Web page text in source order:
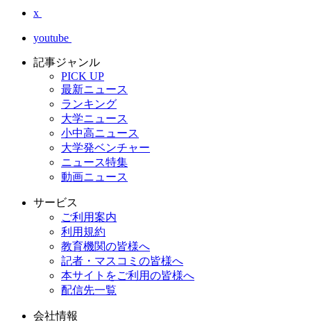
x
youtube
記事ジャンル
PICK UP
最新ニュース
ランキング
大学ニュース
小中高ニュース
大学発ベンチャー
ニュース特集
動画ニュース
サービス
ご利用案内
利用規約
教育機関の皆様へ
記者・マスコミの皆様へ
本サイトをご利用の皆様へ
配信先一覧
会社情報